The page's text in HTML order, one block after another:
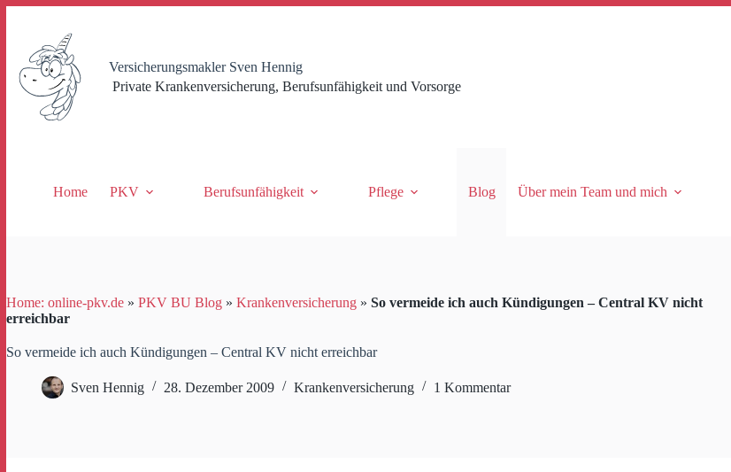
springen
Versicherungsmakler Sven Hennig
Private Krankenversicherung, Berufsunfähigkeit und Vorsorge
Home PKV Berufsunfähigkeit Pflege Blog Über mein Team und mich
Home: online-pkv.de » PKV BU Blog » Krankenversicherung » So vermeide ich auch Kündigungen – Central KV nicht
erreichbar
So vermeide ich auch Kündigungen – Central KV nicht erreichbar
Sven Hennig 28. Dezember 2009 Krankenversicherung 1 Kommentar